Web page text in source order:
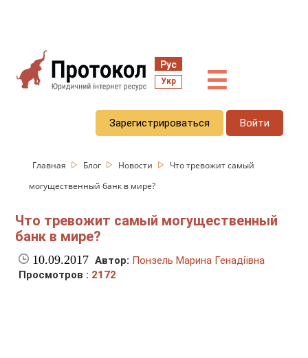
Рус
Укр ☰
Зарегистрироваться Войти
Главная Блог Новости
Что тревожит самый
могущественный банк в мире?
Что тревожит самый могущественный
банк в мире?
10.09.2017 Автор: Понзель Марина Генадіївна
Просмотров : 2172